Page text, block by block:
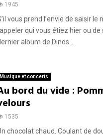
1945
vous prend l’envie de saisir
qui vous étiez hier ou
album de Dinos...
Musique et concerts
bord du vide :
1535
chocolat chaud. Coulant de